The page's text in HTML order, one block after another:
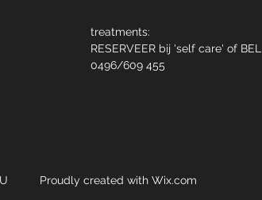
treatments:
RESERVEER bij 'self care' of BEL
0496/609 455
U Proudly created with Wix.com